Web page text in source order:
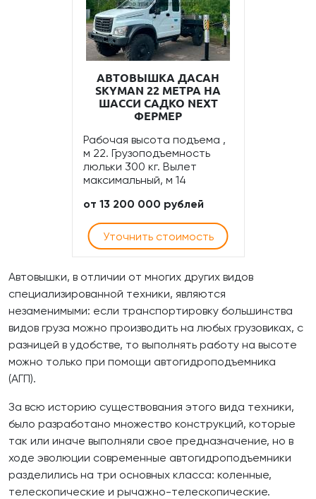
АВТОВЫШКА ДАСАН
SKYMAN 22 МЕТРА НА
ШАССИ САДКО NEXT
ФЕРМЕР
Рабочая высота подъема ,
м 22. Грузоподъемность
люльки 300 кг. Вылет
максимальный, м 14
от 13 200 000 рублей
Уточнить стоимость
Автовышки, в отличии от многих других видов
специализированной техники, являются
незаменимыми: если транспортировку большинства
видов груза можно производить на любых грузовиках, с
разницей в удобстве, то выполнять работу на высоте
можно только при помощи автогидроподъемника
(АГП).
За всю историю существования этого вида техники,
было разработано множество конструкций, которые
так или иначе выполняли свое предназначение, но в
ходе эволюции современные автогидроподъемники
разделились на три основных класса: коленные,
телескопические и рычажно-телескопические.